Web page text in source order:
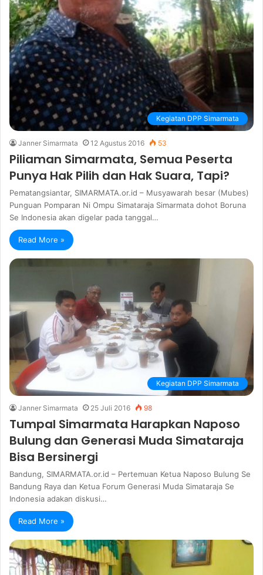
Kegiatan DPP Simarmata
Janner Simarmata 12 Agustus 2016 53
Piliaman Simarmata, Semua Peserta
Punya Hak Pilih dan Hak Suara, Tapi?
Pematangsiantar, SIMARMATA.or.id – Musyawarah besar (Mubes)
Punguan Pomparan Ni Ompu Simataraja Simarmata dohot Boruna
Se Indonesia akan digelar pada tanggal…
Read More »
Kegiatan DPP Simarmata
Janner Simarmata 25 Juli 2016 98
Tumpal Simarmata Harapkan Naposo
Bulung dan Generasi Muda Simataraja
Bisa Bersinergi
Bandung, SIMARMATA.or.id – Pertemuan Ketua Naposo Bulung Se
Bandung Raya dan Ketua Forum Generasi Muda Simataraja Se
Indonesia adakan diskusi…
Read More »